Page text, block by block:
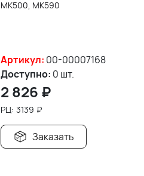
MK500, MK590
Артикул: 00-00007168
Доступно: 0 шт.
2 826 ₽
РЦ: 3139 ₽
Заказать